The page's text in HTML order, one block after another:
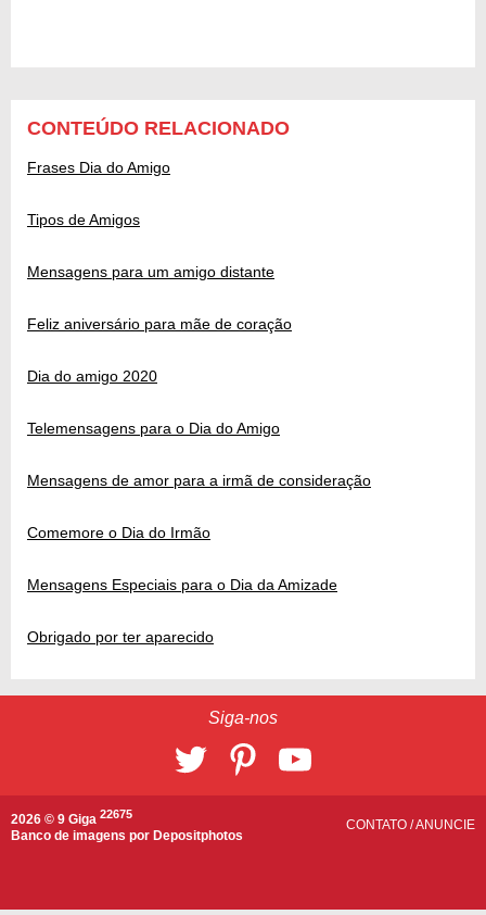
CONTEÚDO RELACIONADO
Frases Dia do Amigo
Tipos de Amigos
Mensagens para um amigo distante
Feliz aniversário para mãe de coração
Dia do amigo 2020
Telemensagens para o Dia do Amigo
Mensagens de amor para a irmã de consideração
Comemore o Dia do Irmão
Mensagens Especiais para o Dia da Amizade
Obrigado por ter aparecido
Siga-nos
2026 © 9 Giga 22675
Banco de imagens por Depositphotos
CONTATO /ANUNCIE